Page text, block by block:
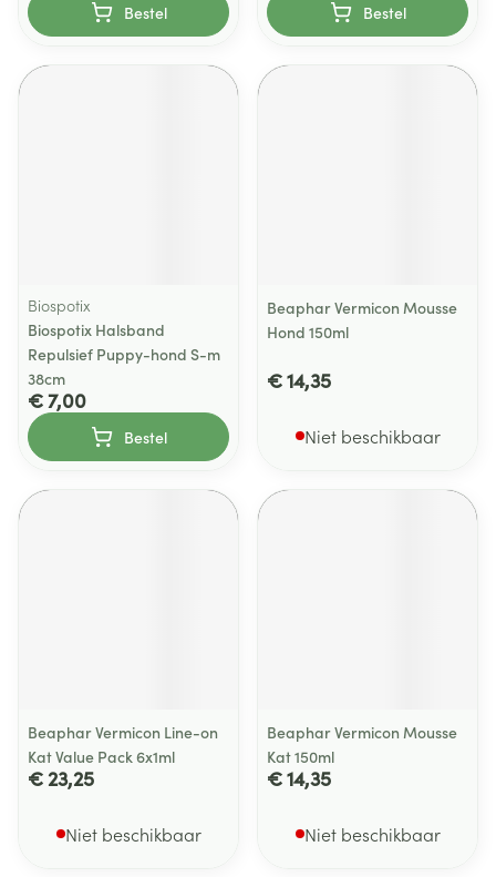
Bestel Bestel
Biospotix
Biospotix Halsband
Repulsief Puppy-hond S-m
38cm
€ 7,00
Bestel
Beaphar Vermicon Mousse
Hond 150ml
€ 14,35
Niet beschikbaar
Beaphar Vermicon Line-on
Kat Value Pack 6x1ml
€ 23,25
Niet beschikbaar
Beaphar Vermicon Mousse
Kat 150ml
€ 14,35
Niet beschikbaar